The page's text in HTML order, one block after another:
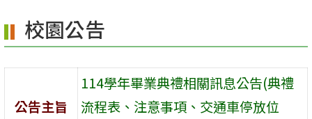
校園公告
公告主旨
114學年畢業典禮相關訊息公告(典禮
流程表、注意事項、交通車停放位